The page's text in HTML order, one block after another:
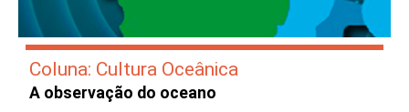
Coluna: Cultura Oceânica
A observação do oceano